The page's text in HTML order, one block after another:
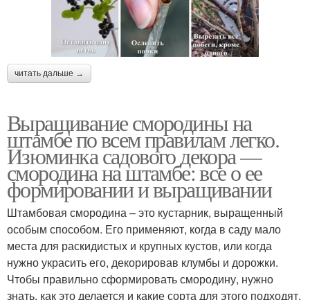
читать дальше →
Выращивание смородины на
штамбе по всем правилам легко.
Изюминка садового декора —
смородина на штамбе: все о ее
формировании и выращивании
Штамбовая смородина – это кустарник, выращенный
особым способом. Его применяют, когда в саду мало
места для раскидистых и крупных кустов, или когда
нужно украсить его, декорировав клумбы и дорожки.
Чтобы правильно сформировать смородину, нужно
знать, как это делается и какие сорта для этого подходят,